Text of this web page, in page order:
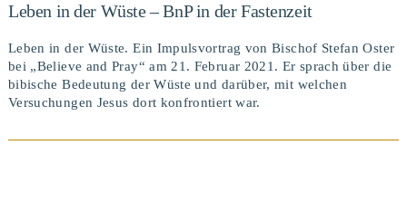
Leben in der Wüste – BnP in der Fastenzeit
Leben in der Wüste. Ein Impulsvortrag von Bischof Stefan Oster
bei „Believe and Pray“ am 21. Februar 2021. Er sprach über die
bibische Bedeutung der Wüste und darüber, mit welchen
Versuchungen Jesus dort konfrontiert war.